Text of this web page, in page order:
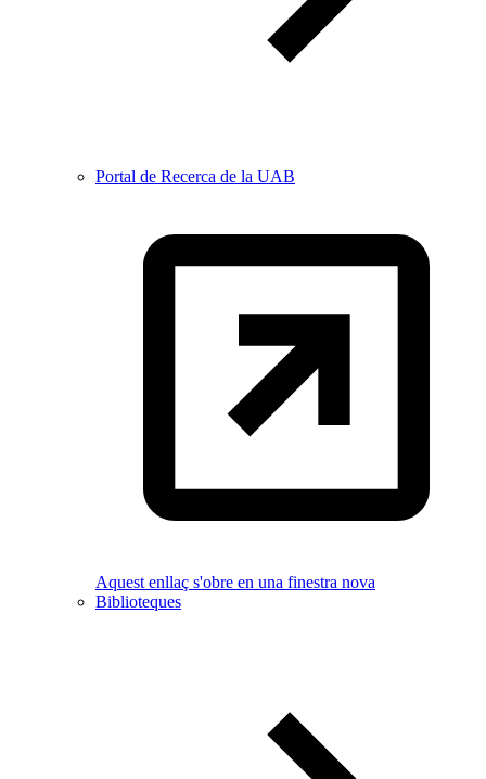
Portal de Recerca de la UAB
Aquest enllaç s'obre en una finestra nova
Biblioteques